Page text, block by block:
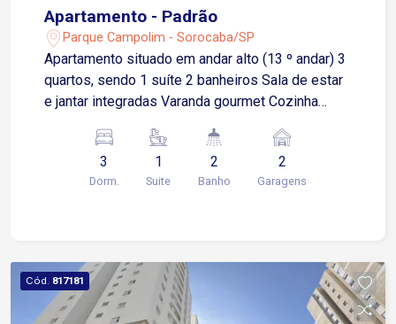
Apartamento - Padrão
Parque Campolim - Sorocaba/SP
Apartamento situado em andar alto (13 º andar) 3
quartos, sendo 1 suíte 2 banheiros Sala de estar
e jantar integradas Varanda gourmet Cozinha
Portaria 24 horas Piscina Academia Salão de
festas Quadra poliesportiva Aproximadamente 5
minutos da Rodovia Raposo Tavares
mobilidade e acesso rápido a uma ampla
variedade de comércios e serviços Será
concluído a instalação do piso nos dormitórios, a
3
Dorm.
1
Suite
2
Banho
2
Garagens
Cód. 817181